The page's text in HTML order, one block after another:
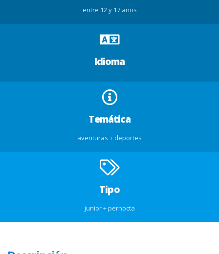
entre 12 y 17 años
Idioma
Temática
aventuras + deportes
Tipo
junior + pernocta